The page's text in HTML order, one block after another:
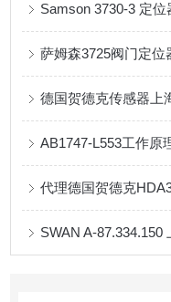
Samson 3730-3 定
萨姆森3725阀门定位
德国贺德克传感器上
AB1747-L553工作原
代理德国贺德克
SWAN A-87.334.150